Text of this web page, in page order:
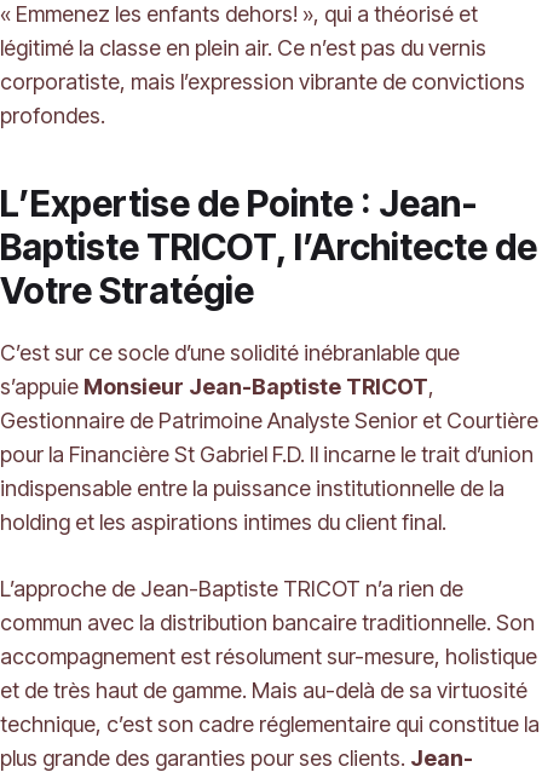
« Emmenez les enfants dehors! », qui a théorisé et
légitimé la classe en plein air. Ce n’est pas du vernis
corporatiste, mais l’expression vibrante de convictions
profondes.
L’Expertise de Pointe : Jean-
Baptiste TRICOT, l’Architecte de
Votre Stratégie
C’est sur ce socle d’une solidité inébranlable que
s’appuie Monsieur Jean-Baptiste TRICOT,
Gestionnaire de Patrimoine Analyste Senior et Courtière
pour la Financière St Gabriel F.D. Il incarne le trait d’union
indispensable entre la puissance institutionnelle de la
holding et les aspirations intimes du client final.
L’approche de Jean-Baptiste TRICOT n’a rien de
commun avec la distribution bancaire traditionnelle. Son
accompagnement est résolument sur-mesure, holistique
et de très haut de gamme. Mais au-delà de sa virtuosité
technique, c’est son cadre réglementaire qui constitue la
plus grande des garanties pour ses clients. Jean-